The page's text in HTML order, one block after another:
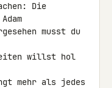
Die
musst du
willst hol
mehr als jedes